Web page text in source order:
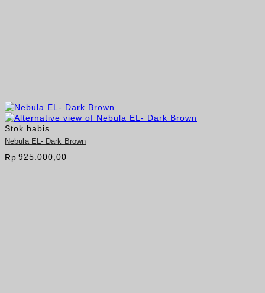
Stok habis
Nebula EL- Dark Brown
Rp 925.000,00